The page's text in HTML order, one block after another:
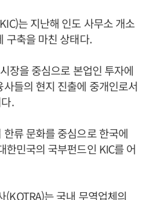
는 지난해 인도 사무소 개소
구축을 마친 상태다.
장을 중심으로 본업인 투자에
들의 현지 진출에 중개인로서
.
류 문화를 중심으로 한국에
한민국의 국부펀드인 KIC를 어
는 국내 무역업체의